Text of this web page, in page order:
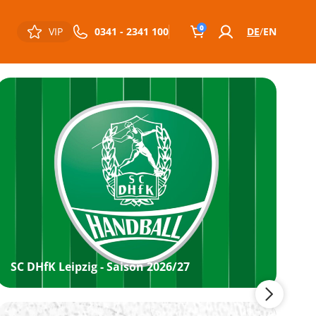
VIP 0341 - 2341 100 0 DE EN
SC DHfK Leipzig - Saison 2026/27